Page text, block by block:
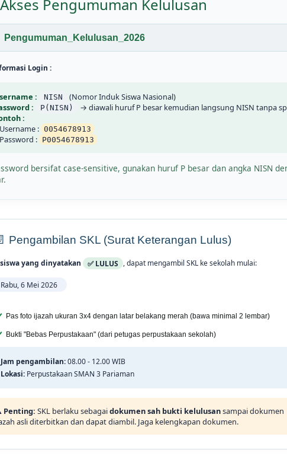
Pengumuman Kelulusan
Pengumuman_Kelulusan_2026
Login :
: NISN
(Nomor Induk Siswa Nasional)
:
P(NISN)
→ diawali huruf P besar kemudian langsung NISN tanpa
:
: 0054678913
: P0054678913
bersifat case-sensitive, gunakan huruf P besar dan angka NISN
Pengambilan SKL (Surat Keterangan Lulus)
yang dinyatakan ✅ LULUS , dapat mengambil SKL ke sekolah mulai:
6 Mei 2026
Pas foto ijazah ukuran 3x4 dengan latar belakang merah (bawa minimal 2 lembar)
Bukti "Bebas Perpustakaan" (dari petugas perpustakaan sekolah)
Jam pengambilan:08.00 - 12.00 WIB
Lokasi:Perpustakaan SMAN 3 Pariaman
SKL berlaku sebagaidokumen sah bukti kelulusansampai dokumen
asli diterbitkan dan dapat diambil. Jaga kelengkapan dokumen.